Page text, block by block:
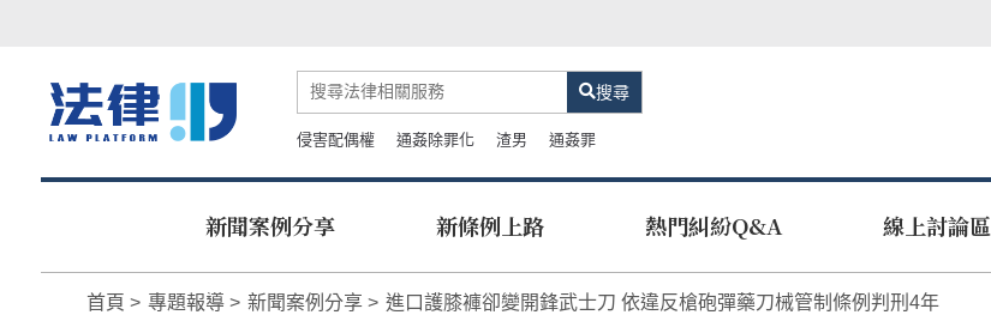
搜尋
侵害配偶權 通姦除罪化 渣男 通姦罪
新聞案例分享 新條例上路 熱門糾紛Q&A 線上討論區
首頁 專題報導 新聞案例分享 進口護膝褲卻變開鋒武士刀 依違反槍砲彈藥刀械管制條例判刑4年